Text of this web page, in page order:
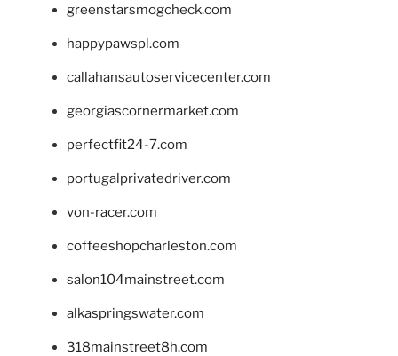
greenstarsmogcheck.com
happypawspl.com
callahansautoservicecenter.com
georgiascornermarket.com
perfectfit24-7.com
portugalprivatedriver.com
von-racer.com
coffeeshopcharleston.com
salon104mainstreet.com
alkaspringswater.com
318mainstreet8h.com